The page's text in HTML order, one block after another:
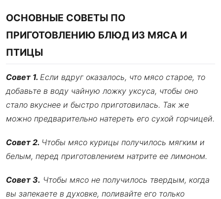
ОСНОВНЫЕ СОВЕТЫ ПО
ПРИГОТОВЛЕНИЮ БЛЮД ИЗ МЯСА И
ПТИЦЫ
Совет 1. Если вдруг оказалось, что мясо старое, то
добавьте в воду чайную ложку уксуса, чтобы оно
стало вкуснее и быстро приготовилась. Так же
можно предварительно натереть его сухой горчицей.
Совет 2. Чтобы мясо курицы получилось мягким и
белым, перед приготовлением натрите ее лимоном.
Совет 3. Чтобы мясо не получилось твердым, когда
вы запекаете в духовке, поливайте его только